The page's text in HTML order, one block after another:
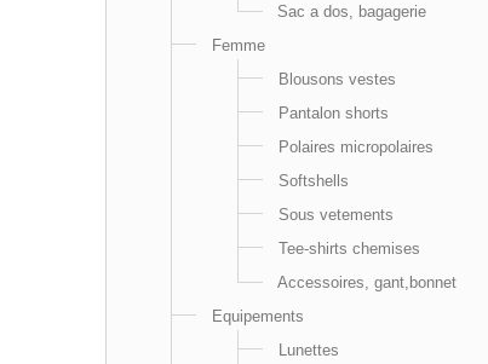
Sac a dos, bagagerie
Femme
Blousons vestes
Pantalon shorts
Polaires micropolaires
Softshells
Sous vetements
Tee-shirts chemises
Accessoires, gant,bonnet
Equipements
Lunettes